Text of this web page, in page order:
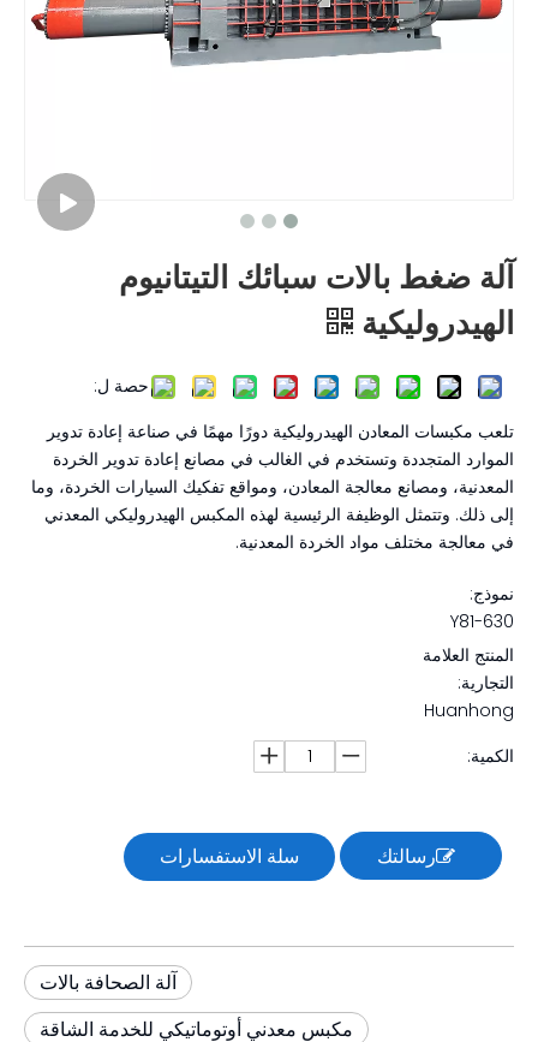
آلة ضغط بالات سبائك التيتانيوم
الهيدروليكية
حصة ل:
تلعب مكبسات المعادن الهيدروليكية دورًا مهمًا في صناعة إعادة تدوير
الموارد المتجددة وتستخدم في الغالب في مصانع إعادة تدوير الخردة
المعدنية، ومصانع معالجة المعادن، ومواقع تفكيك السيارات الخردة، وما
إلى ذلك. وتتمثل الوظيفة الرئيسية لهذه المكبس الهيدروليكي المعدني
في معالجة مختلف مواد الخردة المعدنية.
نموذج:
Y81-630
المنتج العلامة
التجارية:
Huanhong
الكمية:
رسالتك سلة الاستفسارات
آلة الصحافة بالات
مكبس معدني أوتوماتيكي للخدمة الشاقة